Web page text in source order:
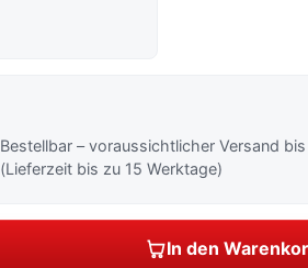
Bestellbar – voraussichtlicher Versand
(Lieferzeit bis zu 15 Werktage)
In den